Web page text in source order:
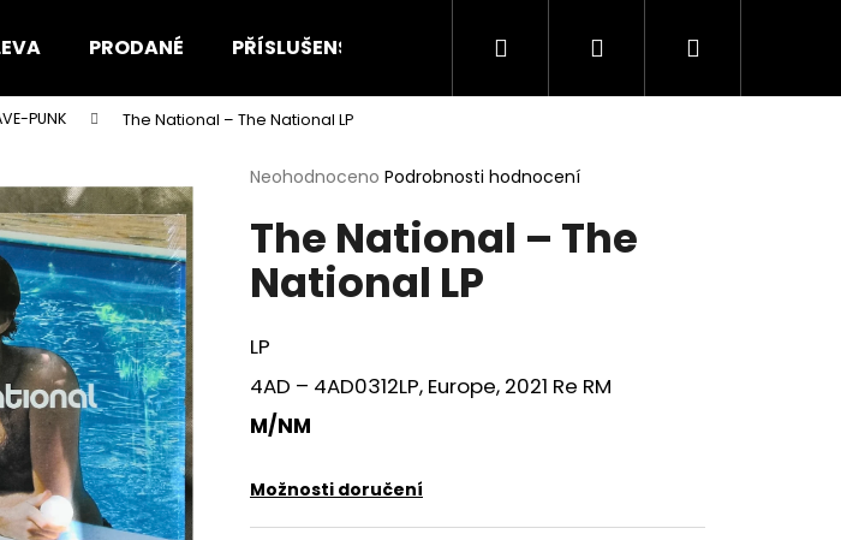
PRODANÉ PŘÍSLUŠENSTVÍ HODNOCENÍ STAVU O NÁS
Hledat PřihlášeníNákupní
PUNK The National – The National LP
Průměrné
produktu
0,0
hvězdiček.
Neohodnoceno Podrobnosti hodnocení
The National – The
National LP
LP
4AD – 4AD0312LP, Europe, 2021 Re RM
M/NM
Možnosti doručení
HLEDAT